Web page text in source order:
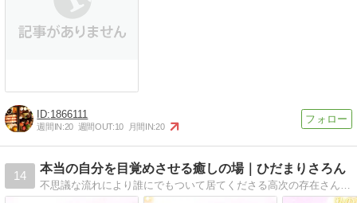
1866111
週間IN:20 週間OUT:10 月間IN:20
14
本当の自分を目覚めさせる癒しの場｜ひだまりさろん
不思議な流れにより誰にでもついて居てくださる高次の存在さん（守護霊・守護神・龍や天使、ご先祖様など高次のエネルギー存在たち）との絆を取り戻しより強いものにする働きをしています。そのための個人リーディング・エネルギー調整を行っています。